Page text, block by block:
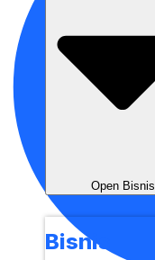
Open Bisnis
Bisnis